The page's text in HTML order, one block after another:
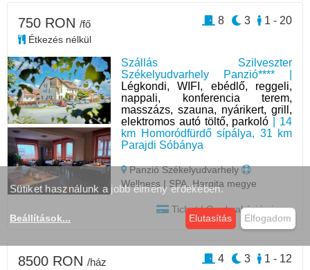
Szállás Szilveszter
Székelyudvarhely Panzió**** |
Légkondi, WIFI, ebédlő, reggeli,
nappali, konferencia terem,
masszázs, szauna, nyárikert, grill,
elektromos autó töltő, parkoló | 14
km Homoródfürdő sípálya, 31 km
Parajdi Sóbánya
Panzió Székelyudvarhely
Wellness | SPA, Hargita megye
Tichet | Card vakációs jegy
750 RON /fő
Étkezés nélkül
1 - 20
3
8
8500 RON /ház 1 - 12
3
4
Sütiket használunk a jobb élmény érdekében.
Beállítások... Elutasítás Elfogadom